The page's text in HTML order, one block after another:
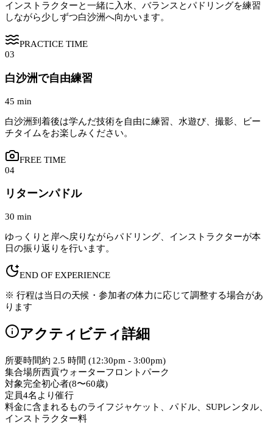
インストラクターと一緒に入水、バランスとパドリングを練習
しながら少しずつ白沙洲へ向かいます。
PRACTICE TIME
03
白沙洲で自由練習
45 min
白沙洲到着後は学んだ技術を自由に練習、水遊び、撮影、ビー
チタイムをお楽しみください。
FREE TIME
04
リターンパドル
30 min
ゆっくりと岸へ戻りながらパドリング、インストラクターが本
日の振り返りを行います。
END OF EXPERIENCE
※ 行程は当日の天候・参加者の体力に応じて調整する場合があ
ります
アクティビティ詳細
所要時間約 2.5 時間 (12:30pm - 3:00pm)
集合場所西貢ウォーターフロントパーク
対象完全初心者(8〜60歳)
定員4名より催行
料金に含まれるものライフジャケット、パドル、SUPレンタル、
インストラクター料